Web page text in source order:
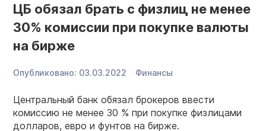
ЦБ обязал брать с физлиц не менее
30% комиссии при покупке валюты
на бирже
Опубликовано: 03.03.2022 Финансы
Центральный банк обязал брокеров ввести
комиссию не менее 30 % при покупке физлицами
долларов, евро и фунтов на бирже.